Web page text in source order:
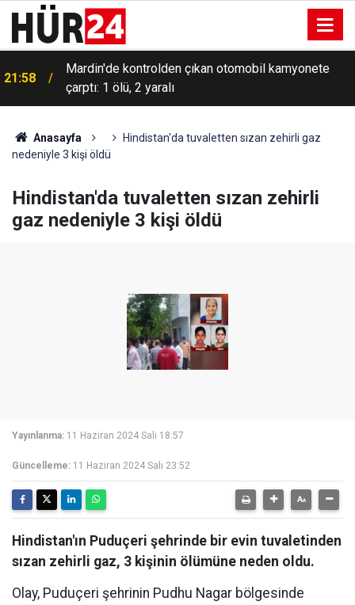
21:58
Mardin'de kontrolden çıkan otomobil kamyonete
çarptı: 1 ölü, 2 yaralı
Anasayfa
Hindistan'da tuvaletten sızan zehirli gaz
nedeniyle 3 kişi öldü
Hindistan'da tuvaletten sızan zehirli
gaz nedeniyle 3 kişi öldü
Yayınlanma: 11 Haziran 2024 Salı 18:57
Güncelleme: 11 Haziran 2024 Salı 23:52
Hindistan'ın Puduçeri şehrinde bir evin tuvaletinden
sızan zehirli gaz, 3 kişinin ölümüne neden oldu.
Olay, Puduçeri şehrinin Pudhu Nagar bölgesinde